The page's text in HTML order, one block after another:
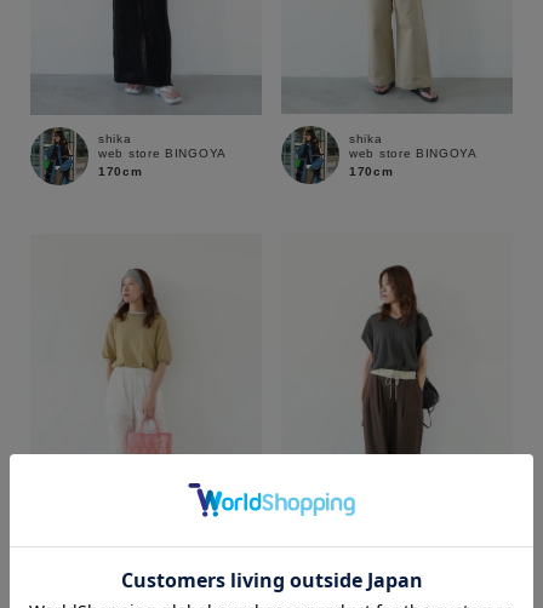
shika
web store BINGOYA
170cm
shika
web store BINGOYA
170cm
web store BINGOYA
web store BINGOYA